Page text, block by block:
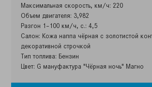
Максимальная скорость, км/ч: 220
Объем двигателя: 3,982
Разгон 1–100 км/ч, с.: 4,5
Салон: Кожа наппа чёрная с золотистой
декоративной строчкой
Тип топлива: Бензин
Цвет: G мануфактура "Чёрная ночь" Магно